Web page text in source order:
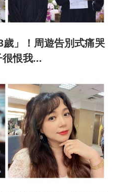
」！周遊告別式痛哭
很恨我...